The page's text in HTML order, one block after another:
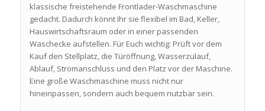
klassische freistehende Frontlader-Waschmaschine
gedacht. Dadurch könnt Ihr sie flexibel im Bad, Keller,
Hauswirtschaftsraum oder in einer passenden
Waschecke aufstellen. Für Euch wichtig: Prüft vor dem
Kauf den Stellplatz, die Türöffnung, Wasserzulauf,
Ablauf, Stromanschluss und den Platz vor der Maschine.
Eine große Waschmaschine muss nicht nur
hineinpassen, sondern auch bequem nutzbar sein.